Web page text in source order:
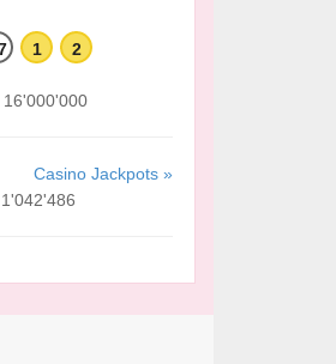
1 2
16'000'000
Casino Jackpots »